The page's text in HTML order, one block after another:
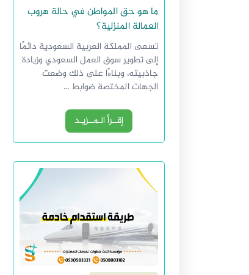
ما هو حق المواطن في حالة هروب
العمالة المنزلية؟
تسعى المملكة العربية السعودية دائمًا
إلى تطوير سوق العمل السعودي وزيادة
جاذبيته، وبناءًا على ذلك وضعت
الجهات المختصة ضوابط ...
إقــرأ الـمــزيـد